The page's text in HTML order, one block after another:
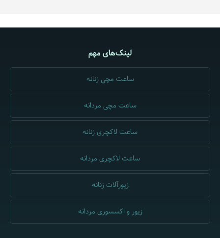
لینک‌های مهم
ساعت مچی زنانه
ساعت مچی مردانه
ساعت لاکچری زنانه
ساعت لاکچری مردانه
زیورآلات زنانه
زیور و اکسسوری مردانه